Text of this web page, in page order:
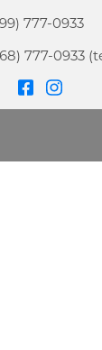
777-0933
777-0933